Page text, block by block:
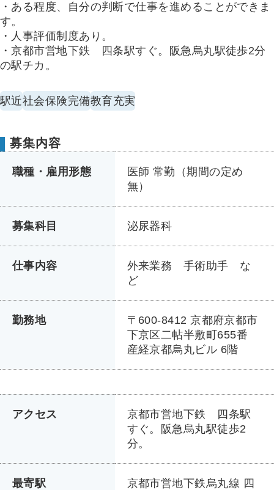
・ある程度、自分の判断で仕事を進めることができま
す。
・人事評価制度あり。
・京都市営地下鉄 四条駅すぐ。阪急烏丸駅徒歩2分
の駅チカ。
駅近社会保険完備教育充実
募集内容
職種・雇用形態
医師 常勤（期間の定め
無）
募集科目 泌尿器科
仕事内容
外来業務 手術助手 な
ど
勤務地
〒600-8412 京都府京都市
下京区二帖半敷町655番
産経京都烏丸ビル 6階
アクセス
京都市営地下鉄 四条駅
すぐ。阪急烏丸駅徒歩2
分。
最寄駅
京都市営地下鉄烏丸線 四